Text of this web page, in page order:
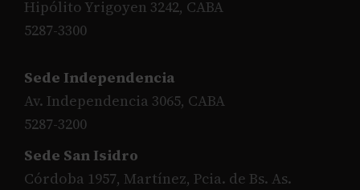
Hipólito Yrigoyen 3242, CABA
5287-3300
Sede Independencia
Av. Independencia 3065, CABA
5287-3200
Sede San Isidro
Córdoba 1957, Martínez, Pcia. de Bs. As.